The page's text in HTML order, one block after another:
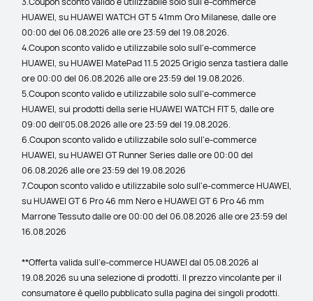
HUAWEI, su HUAWEI WATCH GT 5 41mm Oro Milanese, dalle ore
00:00 del 06.08.2026 alle ore 23:59 del 19.08.2026.
4.Coupon sconto valido e utilizzabile solo sull'e-commerce
HUAWEI, su HUAWEI MatePad 11.5 2025 Grigio senza tastiera dalle
ore 00:00 del 06.08.2026 alle ore 23:59 del 19.08.2026.
5.Coupon sconto valido e utilizzabile solo sull'e-commerce
HUAWEI, sui prodotti della serie HUAWEI WATCH FIT 5, dalle ore
09:00 dell'05.08.2026 alle ore 23:59 del 19.08.2026.
6.Coupon sconto valido e utilizzabile solo sull'e-commerce
HUAWEI, su HUAWEI GT Runner Series dalle ore 00:00 del
06.08.2026 alle ore 23:59 del 19.08.2026
7.Coupon sconto valido e utilizzabile solo sull'e-commerce HUAWEI,
su HUAWEI GT 6 Pro 46 mm Nero e HUAWEI GT 6 Pro 46 mm
Marrone Tessuto dalle ore 00:00 del 06.08.2026 alle ore 23:59 del
16.08.2026
**Offerta valida sull’e-commerce HUAWEI dal 05.08.2026 al
19.08.2026 su una selezione di prodotti. Il prezzo vincolante per il
consumatore è quello pubblicato sulla pagina dei singoli prodotti.